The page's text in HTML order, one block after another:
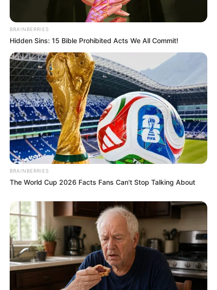
(foto: shelterness)
BRAINBERRIES
Hidden Sins: 15 Bible Prohibited Acts We All Commit!
BRAINBERRIES
The World Cup 2026 Facts Fans Can't Stop Talking About